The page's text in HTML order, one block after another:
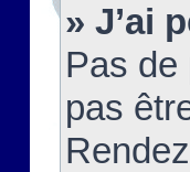
» J’ai
Pas de
pas